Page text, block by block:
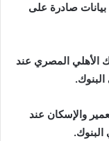
لأحدث بيانات صادرة على
الأهلي المصري عند
والإسكان عند